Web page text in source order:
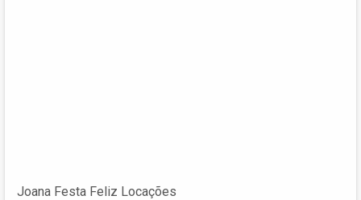
Joana Festa Feliz Locações